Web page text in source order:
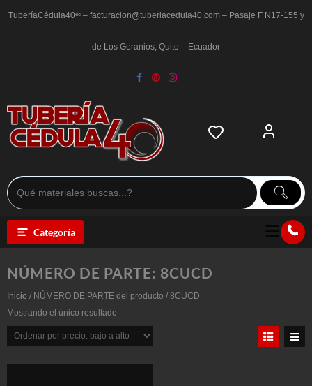
TuberíaCédula40ᵉᶜ – facturacion@tuberiacedula40.com – Pasaje F N17-155 y
de Los Geranios, Quito – Ecuador
Categoría
NÚMERO DE PARTE: 8CUCD
Inicio / NÚMERO DE PARTE del producto / 8CUCD
Mostrando el único resultado